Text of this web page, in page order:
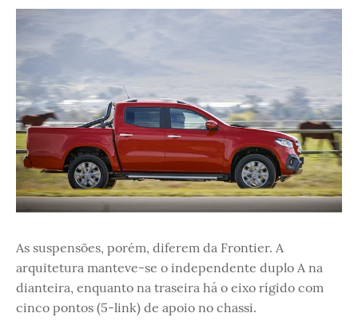
As suspensões, porém, diferem da Frontier. A
arquitetura manteve-se o independente duplo A na
dianteira, enquanto na traseira há o eixo rígido com
cinco pontos (5-link) de apoio no chassi.